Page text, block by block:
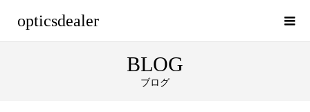
opticsdealer
BLOG
ブログ